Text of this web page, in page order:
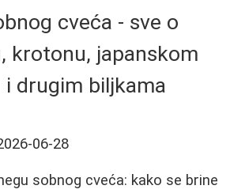
cveća - sve o
krotonu, japanskom
drugim biljkama
06-28
sobnog cveća: kako se brine